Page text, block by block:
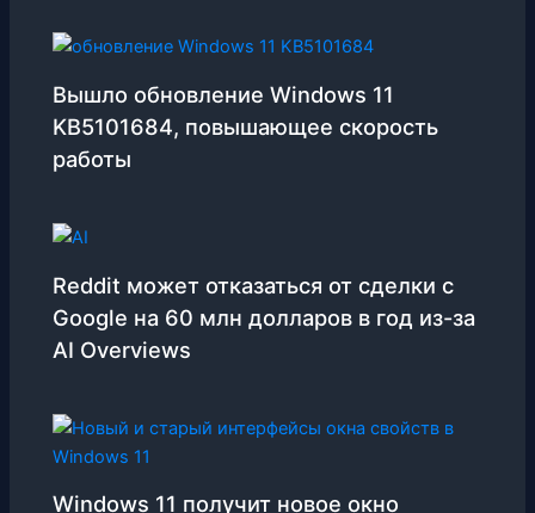
Вышло обновление Windows 11
KB5101684, повышающее скорость
работы
Reddit может отказаться от сделки с
Google на 60 млн долларов в год из-за
AI Overviews
Windows 11 получит новое окно